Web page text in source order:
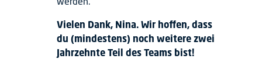
Vielen Dank, Nina. Wir hoffen, dass
du (mindestens) noch weitere zwei
Jahrzehnte Teil des Teams bist!